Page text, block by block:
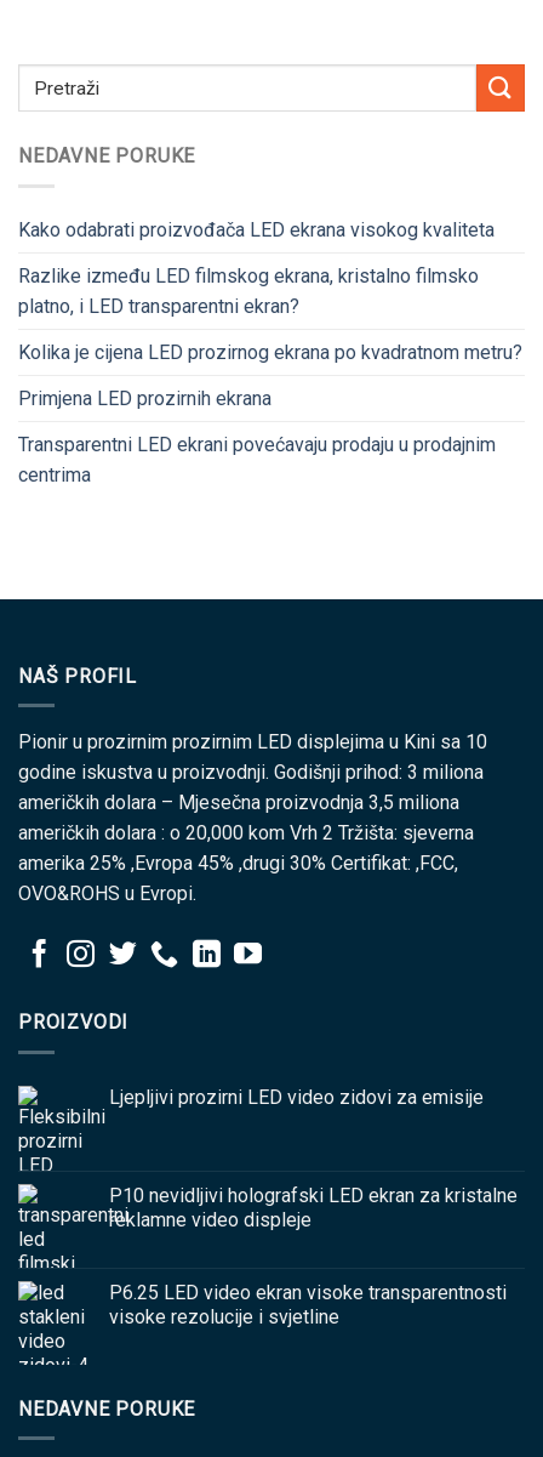
NEDAVNE PORUKE
Kako odabrati proizvođača LED ekrana visokog kvaliteta
Razlike između LED filmskog ekrana, kristalno filmsko
platno, i LED transparentni ekran?
Kolika je cijena LED prozirnog ekrana po kvadratnom metru?
Primjena LED prozirnih ekrana
Transparentni LED ekrani povećavaju prodaju u prodajnim
centrima
NAŠ PROFIL
Pionir u prozirnim prozirnim LED displejima u Kini sa 10
godine iskustva u proizvodnji. Godišnji prihod: 3 miliona
američkih dolara – Mjesečna proizvodnja 3,5 miliona
američkih dolara : o 20,000 kom Vrh 2 Tržišta: sjeverna
amerika 25% ,Evropa 45% ,drugi 30% Certifikat: ,FCC,
OVO&ROHS u Evropi.
PROIZVODI
Ljepljivi prozirni LED video zidovi za emisije
P10 nevidljivi holografski LED ekran za kristalne
reklamne video displeje
P6.25 LED video ekran visoke transparentnosti
visoke rezolucije i svjetline
NEDAVNE PORUKE